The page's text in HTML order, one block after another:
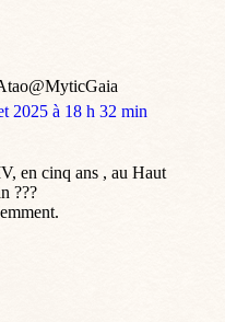
2025 à 18 h 32 min
en cinq ans , au Haut
???